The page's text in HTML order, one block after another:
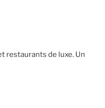
restaurants de luxe. Un